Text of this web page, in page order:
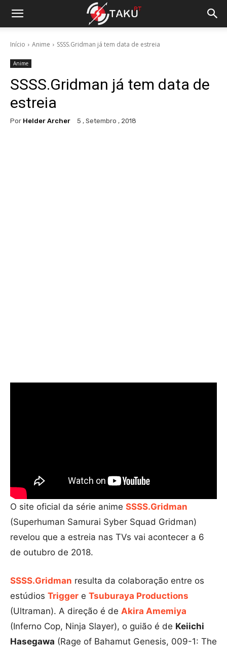
Início Anime SSSS.Gridman já tem data de estreia
Anime
SSSS.Gridman já tem data de
estreia
Por Helder Archer 5 , Setembro , 2018
O site oficial da série anime SSSS.Gridman
(Superhuman Samurai Syber Squad Gridman)
revelou que a estreia nas TVs vai acontecer a 6
de outubro de 2018.
SSSS.Gridman resulta da colaboração entre os
estúdios Trigger e Tsuburaya Productions
(Ultraman). A direção é de Akira Amemiya
(Inferno Cop, Ninja Slayer), o guião é de Keiichi
Hasegawa (Rage of Bahamut Genesis, 009-1: The